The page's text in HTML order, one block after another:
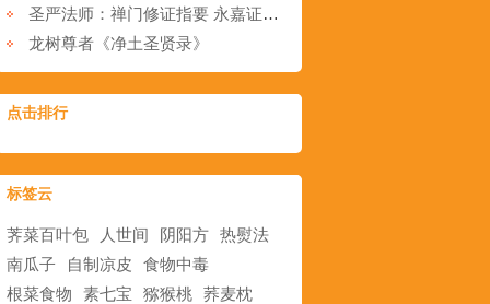
圣严法师：禅门修证指要 永嘉证道歌·止观颂 三 毗婆舍那颂
龙树尊者《净土圣贤录》
点击排行
标签云
荠菜百叶包 人世间 阴阳方 热熨法
南瓜子
自制凉皮
食物中毒
根菜食物
素七宝 猕猴桃 荞麦枕